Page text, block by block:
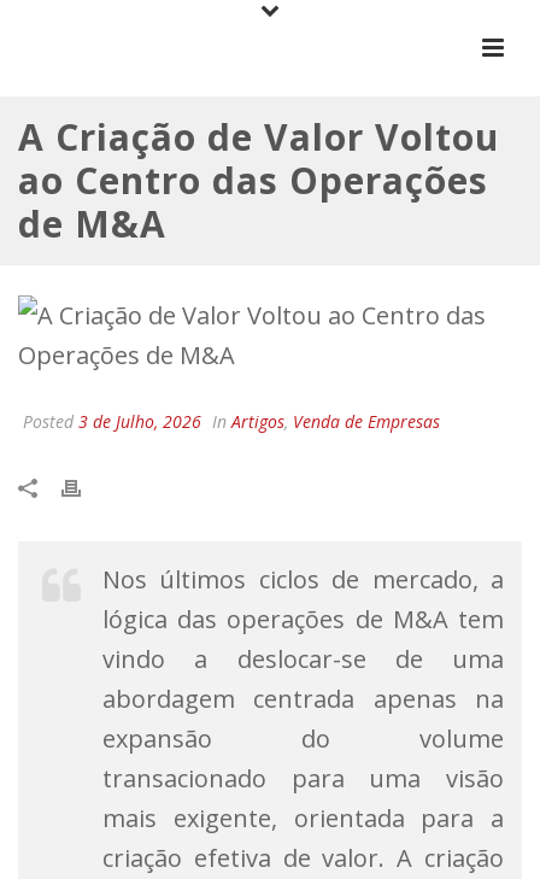
A Criação de Valor Voltou
ao Centro das Operações
de M&A
Posted 3 de Julho, 2026 InArtigos, Venda de Empresas
Nos últimos ciclos de mercado, a
lógica das operações de M&A tem
vindo a deslocar-se de uma
abordagem centrada apenas na
expansão do volume
transacionado para uma visão
mais exigente, orientada para a
criação efetiva de valor. A criação